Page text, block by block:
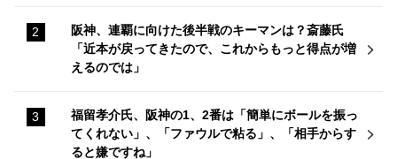
阪神、連覇に向けた後半戦のキーマンは？斎藤氏
「近本が戻ってきたので、これからもっと得点が増
えるのでは」
福留孝介氏、阪神の1、2番は「簡単にボールを振っ
てくれない」、「ファウルで粘る」、「相手からす
ると嫌ですね」